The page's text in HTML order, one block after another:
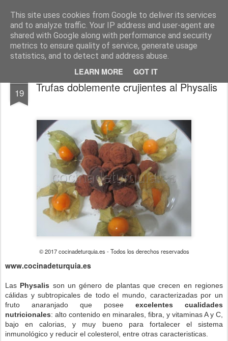
This site uses cookies from Google to deliver its services
and to analyze traffic. Your IP address and user-agent are
shared with Google along with performance and security
metrics to ensure quality of service, generate usage
statistics, and to detect and address abuse.
LEARN MORE GOT IT
Cocina de Turquía Sabores de la gastronomía turca
Inicio Recetas Turcas Otras Recetas Turquia Türkçe
19 Trufas doblemente crujientes al Physalis
© 2017 cocinadeturquia.es - Todos los derechos reservados
www.cocinadeturquia.es
Las Physalis son un género de plantas que crecen en regiones
cálidas y subtropicales de todo el mundo, caracterizadas por un
fruto anaranjado que posee excelentes cualidades
nutricionales: alto contenido en minarales, fibra, y vitaminas A y C,
bajo en calorias, y muy bueno para fortalecer el sistema
inmunológico y reducir el colesterol, entre otras caracteristicas.